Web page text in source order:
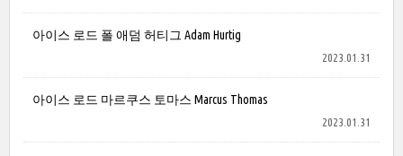
아이스 로드 폴 애덤 허티그 Adam Hurtig
2023.01.31
아이스 로드 마르쿠스 토마스 Marcus Thomas
2023.01.31